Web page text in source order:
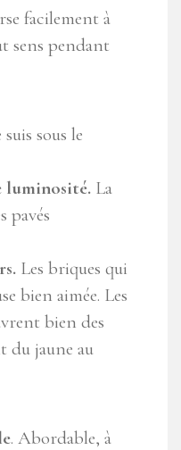
facilement à
sens pendant
sous le
luminosité. La
pavés
Les briques qui
bien aimée. Les
bien des
du jaune au
. Abordable, à